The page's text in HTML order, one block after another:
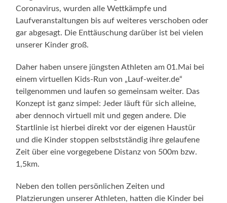
Coronavirus, wurden alle Wettkämpfe und
Laufveranstaltungen bis auf weiteres verschoben oder
gar abgesagt. Die Enttäuschung darüber ist bei vielen
unserer Kinder groß.
Daher haben unsere jüngsten Athleten am 01.Mai bei
einem virtuellen Kids-Run von „Lauf-weiter.de“
teilgenommen und laufen so gemeinsam weiter. Das
Konzept ist ganz simpel: Jeder läuft für sich alleine,
aber dennoch virtuell mit und gegen andere. Die
Startlinie ist hierbei direkt vor der eigenen Haustür
und die Kinder stoppen selbstständig ihre gelaufene
Zeit über eine vorgegebene Distanz von 500m bzw.
1,5km.
Neben den tollen persönlichen Zeiten und
Platzierungen unserer Athleten, hatten die Kinder bei